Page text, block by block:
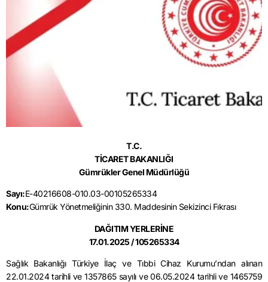
T.C.
TİCARET BAKANLIĞI
Gümrükler Genel Müdürlüğü
Sayı:E-40216608-010.03-00105265334
Konu:Gümrük Yönetmeliğinin 330. Maddesinin Sekizinci Fıkrası
DAĞITIM YERLERİNE
17.01.2025 / 105265334
Sağlık Bakanlığı Türkiye İlaç ve Tıbbi Cihaz Kurumu’ndan alınan
22.01.2024 tarihli ve 1357865 sayılı ve 06.05.2024 tarihli ve 1465759